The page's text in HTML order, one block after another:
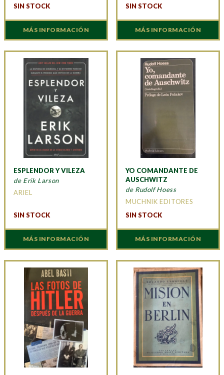
SIN STOCK
MÁS INFORMACIÓN
SIN STOCK
MÁS INFORMACIÓN
ESPLENDOR Y VILEZA
de Erik Larson
ARIEL
SIN STOCK
MÁS INFORMACIÓN
YO COMANDANTE DE
AUSCHWITZ
de Rudolf Hoess
MUCHNIK EDITORES
SIN STOCK
MÁS INFORMACIÓN